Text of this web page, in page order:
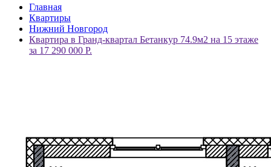
Главная
Квартиры
Нижний Новгород
Квартира в Гранд-квартал Бетанкур 74.9м2 на 15 этаже
за 17 290 000 Р.